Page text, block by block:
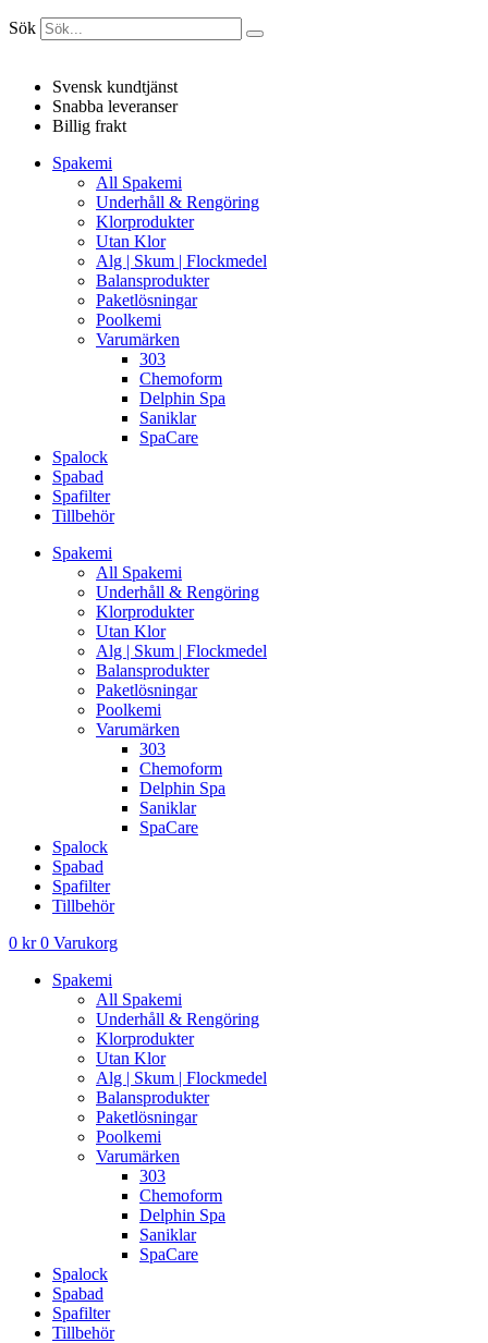
Sök
Svensk kundtjänst
Snabba leveranser
Billig frakt
Spakemi
All Spakemi
Underhåll & Rengöring
Klorprodukter
Utan Klor
Alg | Skum | Flockmedel
Balansprodukter
Paketlösningar
Poolkemi
Varumärken
303
Chemoform
Delphin Spa
Saniklar
SpaCare
Spalock
Spabad
Spafilter
Tillbehör
Spakemi
All Spakemi
Underhåll & Rengöring
Klorprodukter
Utan Klor
Alg | Skum | Flockmedel
Balansprodukter
Paketlösningar
Poolkemi
Varumärken
303
Chemoform
Delphin Spa
Saniklar
SpaCare
Spalock
Spabad
Spafilter
Tillbehör
0 kr 0 Varukorg
Spakemi
All Spakemi
Underhåll & Rengöring
Klorprodukter
Utan Klor
Alg | Skum | Flockmedel
Balansprodukter
Paketlösningar
Poolkemi
Varumärken
303
Chemoform
Delphin Spa
Saniklar
SpaCare
Spalock
Spabad
Spafilter
Tillbehör